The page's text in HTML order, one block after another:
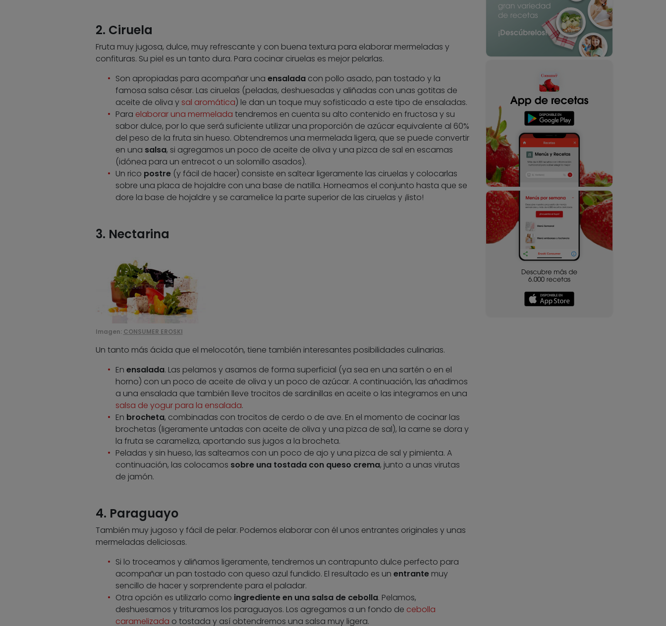
2. Ciruela
Fruta muy jugosa, dulce, muy refrescante y con buena textura para elaborar mermeladas y
confituras. Su piel es un tanto dura. Para cocinar ciruelas es mejor pelarlas.
Son apropiadas para acompañar una ensaladacon pollo asado, pan tostado y la
famosa salsa césar. Las ciruelas (peladas, deshuesadas y aliñadas con unas gotitas de
aceite de oliva y sal aromática) le dan un toque muy sofisticado a este tipo de ensaladas.
Para elaborar una mermelada tendremos en cuenta su alto contenido en fructosa y su
sabor dulce, por lo que será suficiente utilizar una proporción de azúcar equivalente al 60%
del peso de la fruta sin hueso. Obtendremos una mermelada ligera, que se puede convertir
en una salsa, si agregamos un poco de aceite de oliva y una pizca de sal en escamas
(idónea para un entrecot o un solomillo asados).
Un rico postre(y fácil de hacer) consiste en saltear ligeramente las ciruelas y colocarlas
sobre una placa de hojaldre con una base de natilla. Horneamos el conjunto hasta que se
dore la base de hojaldre y se caramelice la parte superior de las ciruelas y ¡listo!
3. Nectarina
Imagen: CONSUMER EROSKI
Un tanto más ácida que el melocotón, tiene también interesantes posibilidades culinarias.
En ensalada. Las pelamos y asamos de forma superficial (ya sea en una sartén o en el
horno) con un poco de aceite de oliva y un poco de azúcar. A continuación, las añadimos
a una ensalada que también lleve trocitos de sardinillas en aceite o las integramos en una
salsa de yogur para la ensalada.
En brocheta, combinadas con trocitos de cerdo o de ave. En el momento de cocinar las
brochetas (ligeramente untadas con aceite de oliva y una pizca de sal), la carne se dora y
la fruta se carameliza, aportando sus jugos a la brocheta.
Peladas y sin hueso, las salteamos con un poco de ajo y una pizca de sal y pimienta. A
continuación, las colocamos sobre una tostada con queso crema, junto a unas virutas
de jamón.
4. Paraguayo
También muy jugoso y fácil de pelar. Podemos elaborar con él unos entrantes originales y unas
mermeladas deliciosas.
Si lo troceamos y aliñamos ligeramente, tendremos un contrapunto dulce perfecto para
acompañar un pan tostado con queso azul fundido. El resultado es un entrantemuy
sencillo de hacer y sorprendente para el paladar.
Otra opción es utilizarlo como ingrediente en una salsa de cebolla. Pelamos,
deshuesamos y trituramos los paraguayos. Los agregamos a un fondo de cebolla
caramelizada o tostada y así obtendremos una salsa muy ligera.